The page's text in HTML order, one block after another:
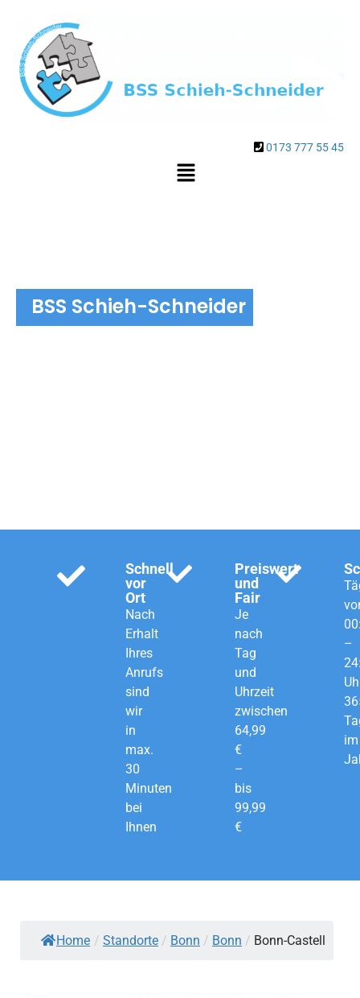
0173 777 55 45
BSS Schieh-Schneider
Schnell
vor
Ort
Nach
Erhalt
Ihres
Anrufs
sind
wir
in
max.
30
Minuten
bei
Ihnen
Preiswert
und
Fair
Je
nach
Tag
und
Uhrzeit
zwischen
64,99
€
–
bis
99,99
€
–
im
Home / Standorte / Bonn / Bonn / Bonn-Castell